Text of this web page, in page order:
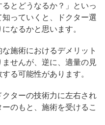
るとどうなるか？」といっ
っていくと、ドクター選
なるかと思います。
施術におけるデメリット
せんが、逆に、適量の見
る可能性があります。
ターの技術力に左右され
のもと、施術を受けるこ